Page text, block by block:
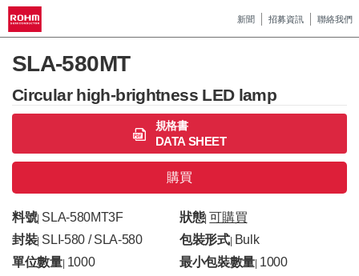
新聞 招募資訊 聯絡我們
SLA-580MT
Circular high-brightness LED lamp
規格書
DATA SHEET
購買
料號| SLA-580MT3F 狀態| 可購買
封裝| SLI-580 / SLA-580 包裝形式| Bulk
單位數量| 1000 最小包裝數量 1000